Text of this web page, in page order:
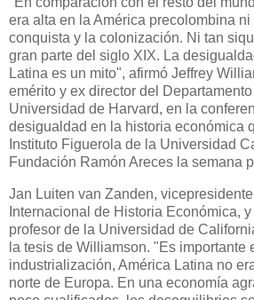
era alta en la América precolombina
conquista y la colonización. Ni tan
gran parte del siglo XIX. La
Latina es un mito", afirmó Jeffrey
emérito y ex director del
Universidad de Harvard, en la
desigualdad en la historia económica
Instituto Figuerola de la Universidad
Fundación Ramón Areces la semana
Jan Luiten van Zanden,
Internacional de Historia Económica,
profesor de la Universidad de
la tesis de Williamson. "Es importante
industrialización, América Latina no
norte de Europa. En una economía